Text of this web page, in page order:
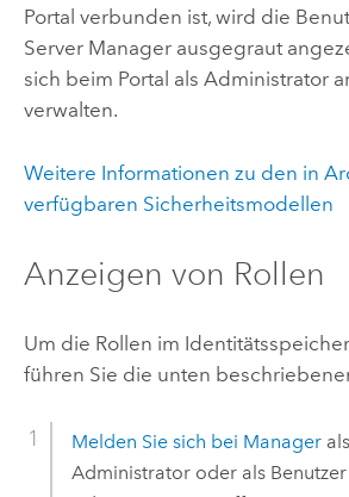
Portal verbunden ist, wird die
ServerManager ausgegraut
sich beim Portal als Administrator
verwalten.
Weitere Informationen zu den in
verfügbaren Sicherheitsmodellen
Anzeigen von Rollen
Um die Rollen im
führen Sie die unten
Melden Sie sich bei Manager
Administrator oder als